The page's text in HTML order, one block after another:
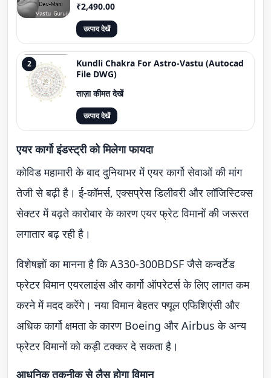
₹2,490.00
उत्पाद देखें
2
Kundli Chakra For Astro-Vastu (Autocad
File DWG)
ताज़ा कीमत देखें
उत्पाद देखें
एयर कार्गो इंडस्ट्री को मिलेगा फायदा
कोविड महामारी के बाद दुनियाभर में एयर कार्गो सेवाओं की मांग
तेजी से बढ़ी है। ई-कॉमर्स, एक्सप्रेस डिलीवरी और लॉजिस्टिक्स
सेक्टर में बढ़ते कारोबार के कारण एयर फ्रेट विमानों की जरूरत
लगातार बढ़ रही है।
विशेषज्ञों का मानना है कि A330-300BDSF जैसे कन्वर्टेड
फ्रेटर विमान एयरलाइंस और कार्गो ऑपरेटर्स के लिए लागत कम
करने में मदद करेंगे। नया विमान बेहतर फ्यूल एफिशिएंसी और
अधिक कार्गो क्षमता के कारण Boeing और Airbus के अन्य
फ्रेटर विमानों को कड़ी टक्कर दे सकता है।
आधुनिक तकनीक से लैस होगा विमान